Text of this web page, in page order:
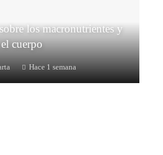
los macronutrientes y
cuerpo
Hace 1 semana